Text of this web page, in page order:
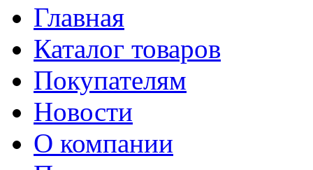
Главная
Каталог товаров
Покупателям
Новости
О компании